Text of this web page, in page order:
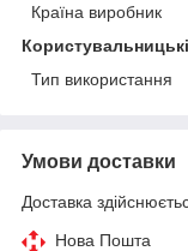
Країна виробник
Тип використання
Умови доставки
Доставка
Нова Пошта